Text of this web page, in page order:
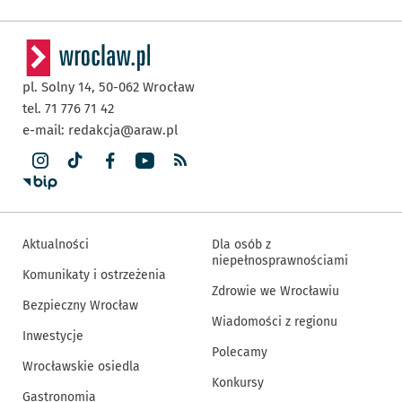
pl. Solny 14, 50-062 Wrocław
tel. 71 776 71 42
e-mail: redakcja@araw.pl
Aktualności
Komunikaty i ostrzeżenia
Bezpieczny Wrocław
Inwestycje
Wrocławskie osiedla
Gastronomia
Dla osób z
niepełnosprawnościami
Zdrowie we Wrocławiu
Wiadomości z regionu
Polecamy
Konkursy